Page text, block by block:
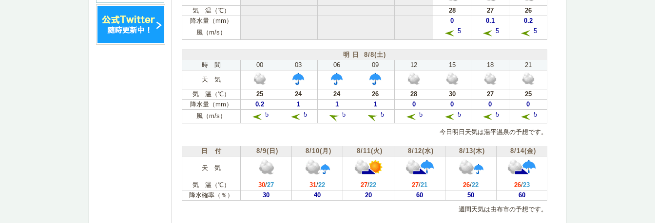
気 温（℃）
28 27
26
降水量（mm）
0 0.1
0.2
風（m/s）
5 5 5
明 日 8/8(土)
時 間
00 03 06 09 12 15 18
21
天 気
気 温（℃）
25 24 24 26 28 30 27
25
降水量（mm）
0.2 1 1 1 0 0 0
0
風（m/s）
5 5 5 5 5 5 5 5
今日明日天気は湯平温泉の予想です。
日 付 8/9(日) 8/10(月) 8/11(火) 8/12(水) 8/13(木) 8/14(金)
天 気
気 温（℃） 30/27 31/22 27/22 27/21 26/22 26/23
降水確率（％）
30 40 20 60 50
60
週間天気は由布市の予想です。